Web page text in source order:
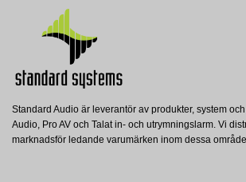
Standard Audio är leverantör av produkter, system
Audio, Pro AV och Talat in- och utrymningslarm. Vi
marknadsför ledande varumärken inom dessa